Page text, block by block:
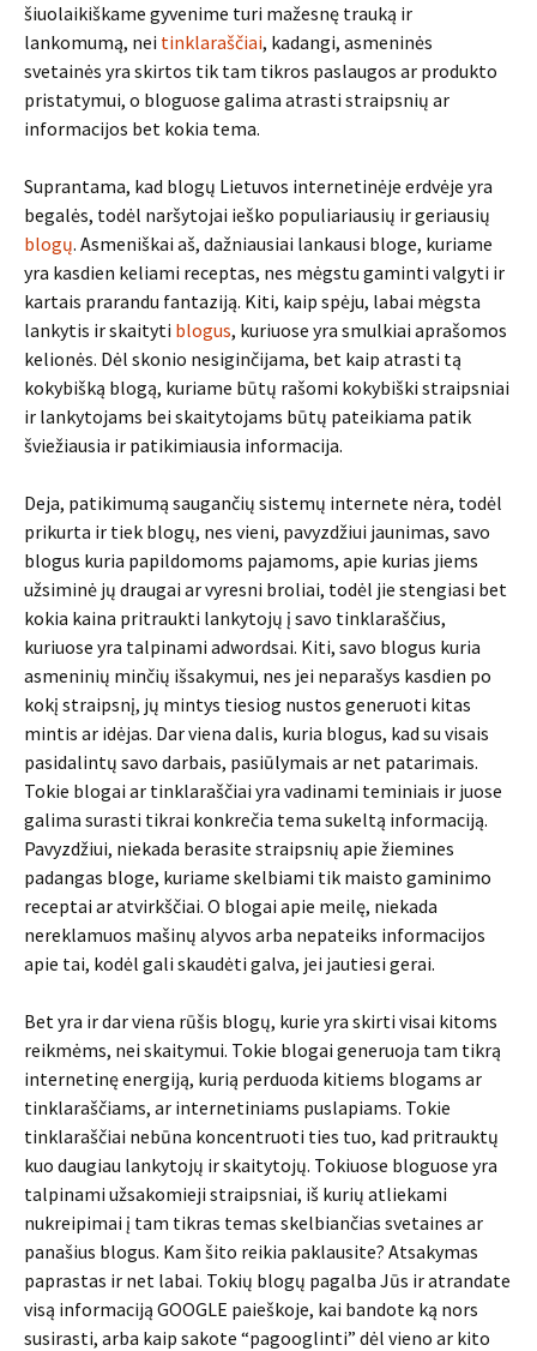
šiuolaikiškame gyvenime turi mažesnę trauką ir
lankomumą, nei tinklaraščiai, kadangi, asmeninės
svetainės yra skirtos tik tam tikros paslaugos ar produkto
pristatymui, o bloguose galima atrasti straipsnių ar
informacijos bet kokia tema.
Suprantama, kad blogų Lietuvos internetinėje erdvėje yra
begalės, todėl naršytojai ieško populiariausių ir geriausių
blogų. Asmeniškai aš, dažniausiai lankausi bloge, kuriame
yra kasdien keliami receptas, nes mėgstu gaminti valgyti ir
kartais prarandu fantaziją. Kiti, kaip spėju, labai mėgsta
lankytis ir skaityti blogus, kuriuose yra smulkiai aprašomos
kelionės. Dėl skonio nesiginčijama, bet kaip atrasti tą
kokybišką blogą, kuriame būtų rašomi kokybiški straipsniai
ir lankytojams bei skaitytojams būtų pateikiama patik
šviežiausia ir patikimiausia informacija.
Deja, patikimumą saugančių sistemų internete nėra, todėl
prikurta ir tiek blogų, nes vieni, pavyzdžiui jaunimas, savo
blogus kuria papildomoms pajamoms, apie kurias jiems
užsiminė jų draugai ar vyresni broliai, todėl jie stengiasi bet
kokia kaina pritraukti lankytojų į savo tinklaraščius,
kuriuose yra talpinami adwordsai. Kiti, savo blogus kuria
asmeninių minčių išsakymui, nes jei neparašys kasdien po
kokį straipsnį, jų mintys tiesiog nustos generuoti kitas
mintis ar idėjas. Dar viena dalis, kuria blogus, kad su visais
pasidalintų savo darbais, pasiūlymais ar net patarimais.
Tokie blogai ar tinklaraščiai yra vadinami teminiais ir juose
galima surasti tikrai konkrečia tema sukeltą informaciją.
Pavyzdžiui, niekada berasite straipsnių apie žiemines
padangas bloge, kuriame skelbiami tik maisto gaminimo
receptai ar atvirkščiai. O blogai apie meilę, niekada
nereklamuos mašinų alyvos arba nepateiks informacijos
apie tai, kodėl gali skaudėti galva, jei jautiesi gerai.
Bet yra ir dar viena rūšis blogų, kurie yra skirti visai kitoms
reikmėms, nei skaitymui. Tokie blogai generuoja tam tikrą
internetinę energiją, kurią perduoda kitiems blogams ar
tinklaraščiams, ar internetiniams puslapiams. Tokie
tinklaraščiai nebūna koncentruoti ties tuo, kad pritrauktų
kuo daugiau lankytojų ir skaitytojų. Tokiuose bloguose yra
talpinami užsakomieji straipsniai, iš kurių atliekami
nukreipimai į tam tikras temas skelbiančias svetaines ar
panašius blogus. Kam šito reikia paklausite? Atsakymas
paprastas ir net labai. Tokių blogų pagalba Jūs ir atrandate
visą informaciją GOOGLE paieškoje, kai bandote ką nors
susirasti, arba kaip sakote “pagooglinti” dėl vieno ar kito